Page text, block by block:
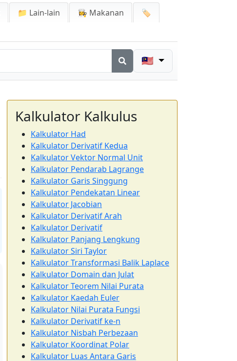
📁 Lain-lain 👩‍🍳 Makanan
🏷️
🇲🇾
Kalkulator Kalkulus
Kalkulator Had
Kalkulator Derivatif Kedua
Kalkulator Vektor Normal Unit
Kalkulator Pendarab Lagrange
Kalkulator Garis Singgung
Kalkulator Pendekatan Linear
Kalkulator Jacobian
Kalkulator Derivatif Arah
Kalkulator Derivatif
Kalkulator Panjang Lengkung
Kalkulator Siri Taylor
Kalkulator Transformasi Balik Laplace
Kalkulator Domain dan Julat
Kalkulator Teorem Nilai Purata
Kalkulator Kaedah Euler
Kalkulator Nilai Purata Fungsi
Kalkulator Derivatif ke-n
Kalkulator Nisbah Perbezaan
Kalkulator Koordinat Polar
Kalkulator Luas Antara Garis